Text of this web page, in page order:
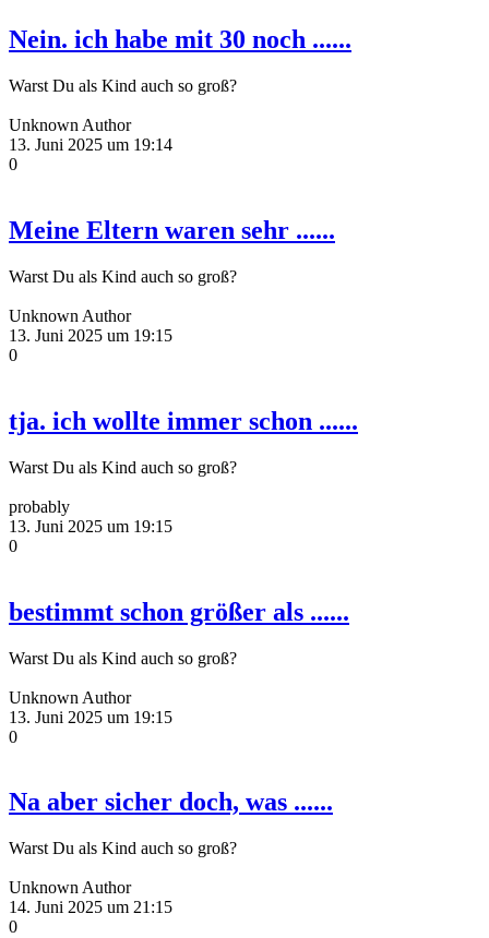
Nein. ich habe mit 30 noch ......
Warst Du als Kind auch so groß?
Unknown Author
13. Juni 2025 um 19:14
0
Meine Eltern waren sehr ......
Warst Du als Kind auch so groß?
Unknown Author
13. Juni 2025 um 19:15
0
tja. ich wollte immer schon ......
Warst Du als Kind auch so groß?
probably
13. Juni 2025 um 19:15
0
bestimmt schon größer als ......
Warst Du als Kind auch so groß?
Unknown Author
13. Juni 2025 um 19:15
0
Na aber sicher doch, was ......
Warst Du als Kind auch so groß?
Unknown Author
14. Juni 2025 um 21:15
0